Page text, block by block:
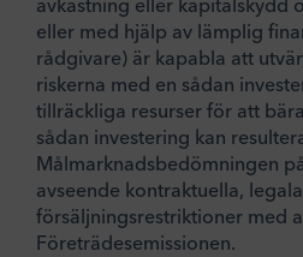
avkastning eller kapitalskydd
eller med hjälp av lämplig
rådgivare) är kapabla att
riskerna med en sådan
tillräckliga resurser för att
sådan investering kan
Målmarknadsbedömningen
avseende kontraktuella,
försäljningsrestriktioner med
Företrädesemissionen.